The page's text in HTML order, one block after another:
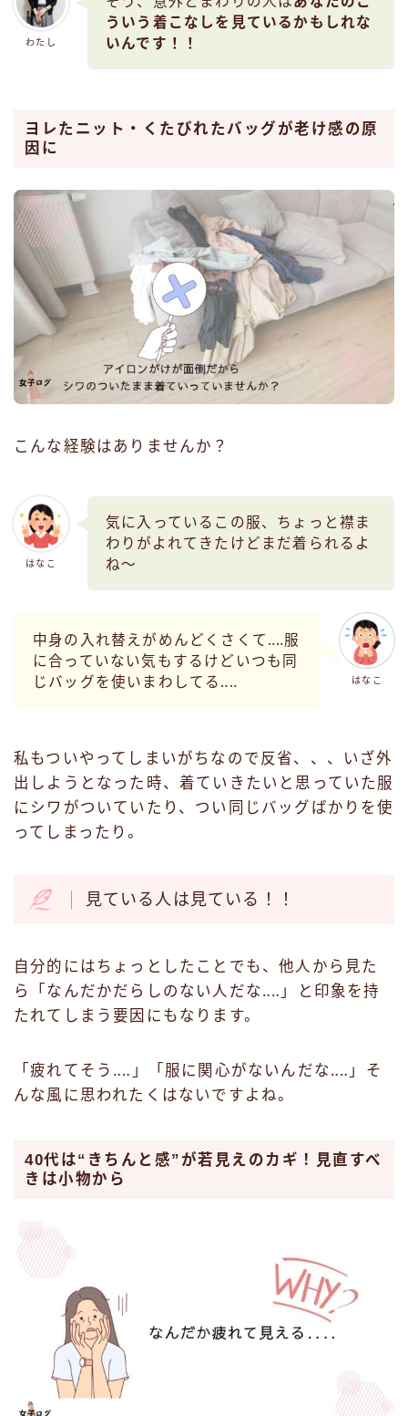
わたし
ういう着こなしを見ているかもしれな
いんです！！
ヨレたニット・くたびれたバッグが老け感の原
因に
こんな経験はありませんか？
はなこ
気に入っているこの服、ちょっと襟ま
わりがよれてきたけどまだ着られるよ
ね～
はなこ
中身の入れ替えがめんどくさくて‥‥服
に合っていない気もするけどいつも同
じバッグを使いまわしてる‥‥
私もついやってしまいがちなので反省、、、いざ外
出しようとなった時、着ていきたいと思っていた服
にシワがついていたり、つい同じバッグばかりを使
ってしまったり。
見ている人は見ている！！
自分的にはちょっとしたことでも、他人から見た
ら「なんだかだらしのない人だな‥‥」と印象を持
たれてしまう要因にもなります。
「疲れてそう‥‥」「服に関心がないんだな‥‥」そ
んな風に思われたくはないですよね。
40代は“きちんと感”が若見えのカギ！見直すべ
きは小物から